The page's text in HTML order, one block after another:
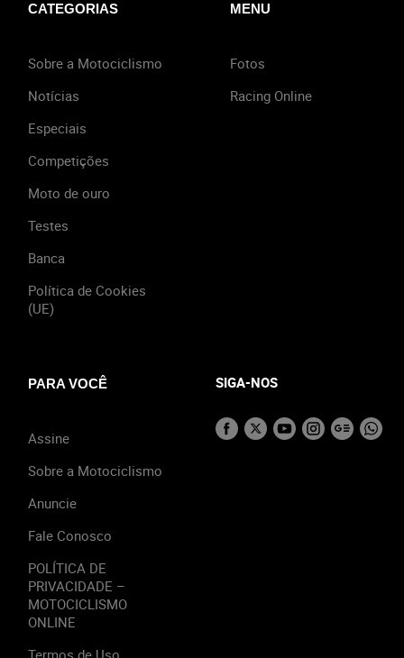
CATEGORIAS
Sobre a Motociclismo
Notícias
Especiais
Competições
Moto de ouro
Testes
Banca
Política de Cookies
(UE)
MENU
Fotos
Racing Online
PARA VOCÊ
Assine
Sobre a Motociclismo
Anuncie
Fale Conosco
POLÍTICA DE
PRIVACIDADE –
MOTOCICLISMO
ONLINE
SIGA-NOS